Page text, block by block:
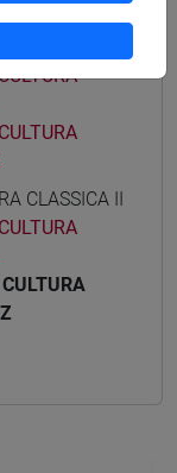
CLASSICA I
CLASSICA II